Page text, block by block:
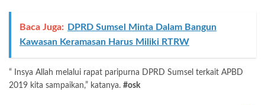
Baca Juga: DPRD Sumsel Minta Dalam Bangun
Kawasan Keramasan Harus Miliki RTRW
“ Insya Allah melalui rapat paripurna DPRD Sumsel terkait APBD
2019 kita sampaikan,” katanya. #osk